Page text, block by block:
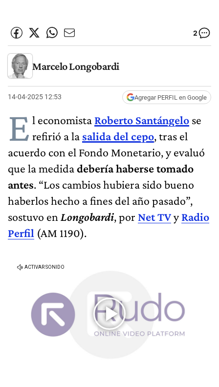
2
Marcelo Longobardi
14-04-2025 12:53 Agregar PERFIL en Google
E l economista Roberto Santángelo se
refirió a la salida del cepo, tras el
acuerdo con el Fondo Monetario, y evaluó
que la medidadebería haberse tomado
antes. “Los cambios hubiera sido bueno
haberlos hecho a fines del año pasado”,
sostuvo en Longobardi, por Net TVyRadio
Perfil (AM 1190).